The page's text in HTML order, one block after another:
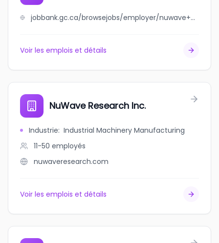
jobbank.gc.ca/browsejobs/employer/nuwave+electrical+contracting+ltd./ca
Voir les emplois et détails
NuWave Research Inc.
Industrie: Industrial Machinery Manufacturing
11-50 employés
nuwaveresearch.com
Voir les emplois et détails